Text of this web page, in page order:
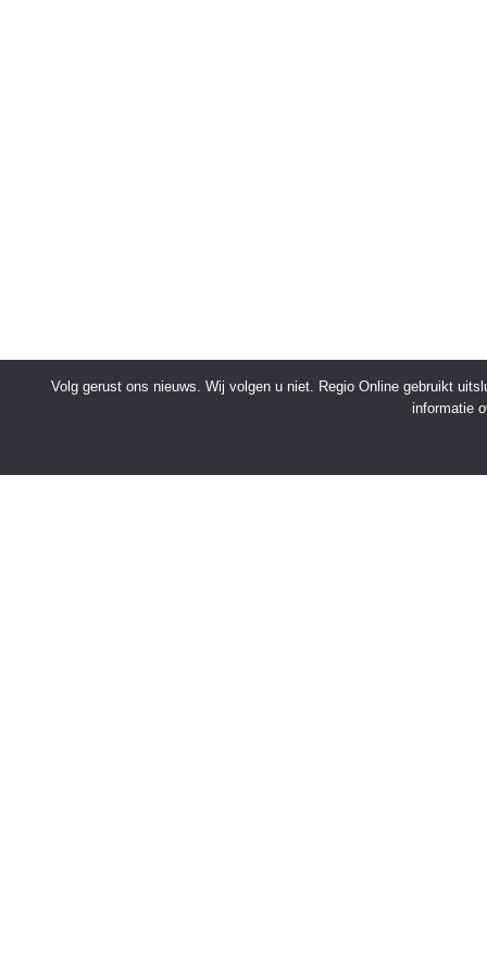
Volg gerust ons nieuws. Wij volgen u niet. Regio Online gebruikt
informatie